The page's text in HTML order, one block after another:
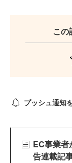
この
プッシュ通知
EC事業者
告連載記